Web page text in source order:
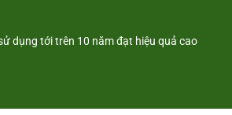
dụng tới trên 10 năm đạt hiệu quả cao